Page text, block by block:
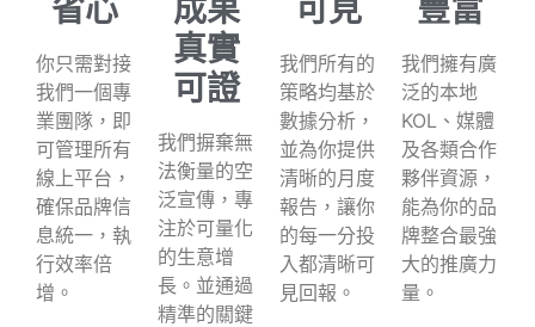
省心
你只需對接
我們一個專
業團隊，即
可管理所有
線上平台，
確保品牌信
息統一，執
行效率倍
增。
成果
真實
可證
我們摒棄無
法衡量的空
泛宣傳，專
注於可量化
的生意增
長。並通過
精準的關鍵
可見
我們所有的
策略均基於
數據分析，
並為你提供
清晰的月度
報告，讓你
的每一分投
入都清晰可
見回報。
豐富
我們擁有廣
泛的本地
KOL、媒體
及各類合作
夥伴資源，
能為你的品
牌整合最強
大的推廣力
量。